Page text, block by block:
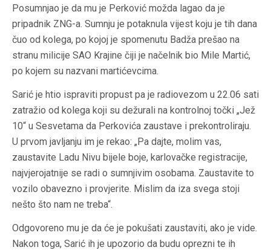
Posumnjao je da mu je Perković možda lagao da je
pripadnik ZNG-a. Sumnju je potaknula vijest koju je tih dana
čuo od kolega, po kojoj je spomenutu Badža prešao na
stranu milicije SAO Krajine čiji je načelnik bio Mile Martić,
po kojem su nazvani martićevcima.
Sarić je htio ispraviti propust pa je radiovezom u 22.06 sati
zatražio od kolega koji su dežurali na kontrolnoj točki „Jež
10“ u Sesvetama da Perkovića zaustave i prekontroliraju.
U prvom javljanju im je rekao: „Pa dajte, molim vas,
zaustavite Ladu Nivu bijele boje, karlovačke registracije,
najvjerojatnije se radi o sumnjivim osobama. Zaustavite to
vozilo obavezno i provjerite. Mislim da iza svega stoji
nešto što nam ne treba“.
Odgovoreno mu je da će je pokušati zaustaviti, ako je vide.
Nakon toga, Sarić ih je upozorio da budu oprezni te ih